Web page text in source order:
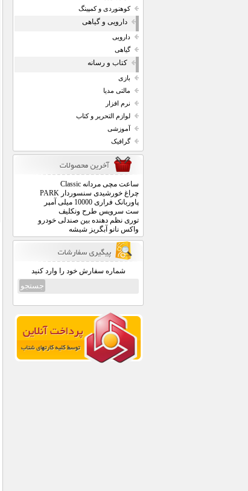
کوهنوردی و کمپینگ
دارویی و گیاهی
دارویی
گیاهی
کتاب و رسانه
بازی
مالتی مدیا
نرم افزار
لوازم التحریر و کتاب
آموزشی
گرافیک
ساعت مچی مردانه Classic
چراغ خورشیدی سنسوردار PARK
پاوربانک فراری 10000 میلی آمپر
ست سرویس طرح ونکلیف
توری نظم دهنده بین صندلی خودرو
واکس نانو آبگریز شیشه
شماره سفارش خود را وارد کنید